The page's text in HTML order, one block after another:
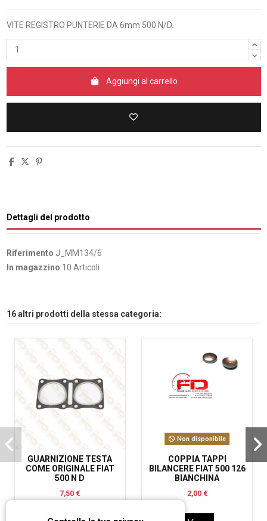
VITE REGISTRO PUNTERIE DA 6mm 500 N/D.
Aggiungi al carrello
Dettagli del prodotto
Riferimento J_MM134/6
In magazzino 10 Articoli
16 altri prodotti della stessa categoria:
GUARNIZIONE TESTA
COME ORIGINALE FIAT
500 N D
7,50 €
Non disponibile
COPPIA TAPPI
BILANCERE FIAT 500 126
BIANCHINA
2,00 €